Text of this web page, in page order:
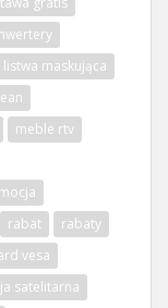
listwa maskująca
meble rtv
rabat
rabaty
vesa
satelitarna